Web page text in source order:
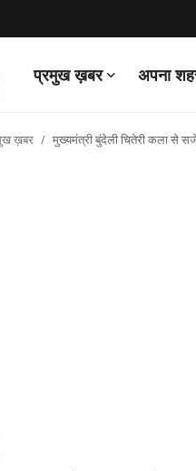
प्रमुख ख़बर अपना
ख़बर मुख्यमंत्री बुंदेली चितेरी कला से